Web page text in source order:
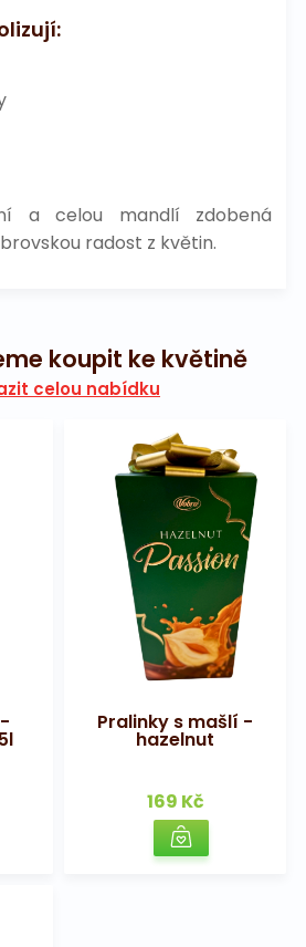
a celou mandlí zdobená
radost z květin.
koupit ke květině
celou nabídku
Pralinky s mašlí -
hazelnut
169 Kč